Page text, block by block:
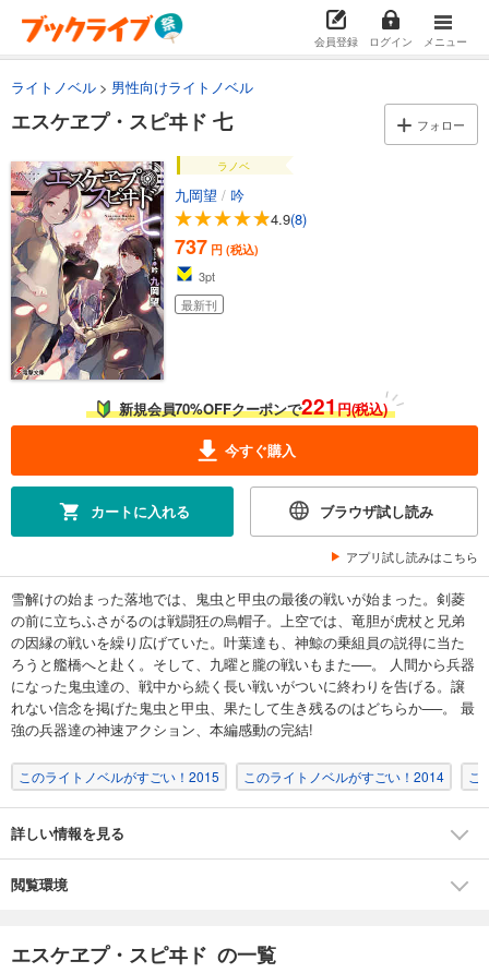
会員登録 ログイン メニュー
ライトノベル 男性向けライトノベル
エスケヱプ・スピヰド 七 フォロー
ラノベ
九岡望 / 吟
4.9(8)
737 円 (税込)
3pt
最新刊
新規会員70%OFFクーポンで221円(税込)
今すぐ購入
カートに入れる ブラウザ試し読み
アプリ試し読みはこちら
雪解けの始まった落地では、鬼虫と甲虫の最後の戦いが始まった。剣菱
の前に立ちふさがるのは戦闘狂の烏帽子。上空では、竜胆が虎杖と兄弟
の因縁の戦いを繰り広げていた。叶葉達も、神鯨の乗組員の説得に当た
ろうと艦橋へと赴く。そして、九曜と朧の戦いもまた──。 人間から兵器
になった鬼虫達の、戦中から続く長い戦いがついに終わりを告げる。譲
れない信念を掲げた鬼虫と甲虫、果たして生き残るのはどちらか──。 最
強の兵器達の神速アクション、本編感動の完結!
このライトノベルがすごい！2015 このライトノベルがすごい！2014 こ
詳しい情報を見る
閲覧環境
エスケヱプ・スピヰド の一覧